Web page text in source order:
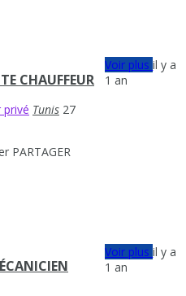
CHAUFFEUR
privé Tunis 27
PARTAGER
Voir plusil y a
1 an
Voir plusil y a
1 an